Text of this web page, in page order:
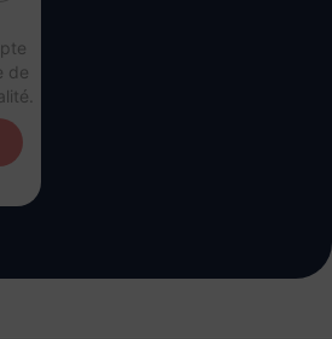
de